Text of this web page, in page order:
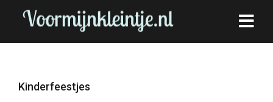
Kinderfeestjes